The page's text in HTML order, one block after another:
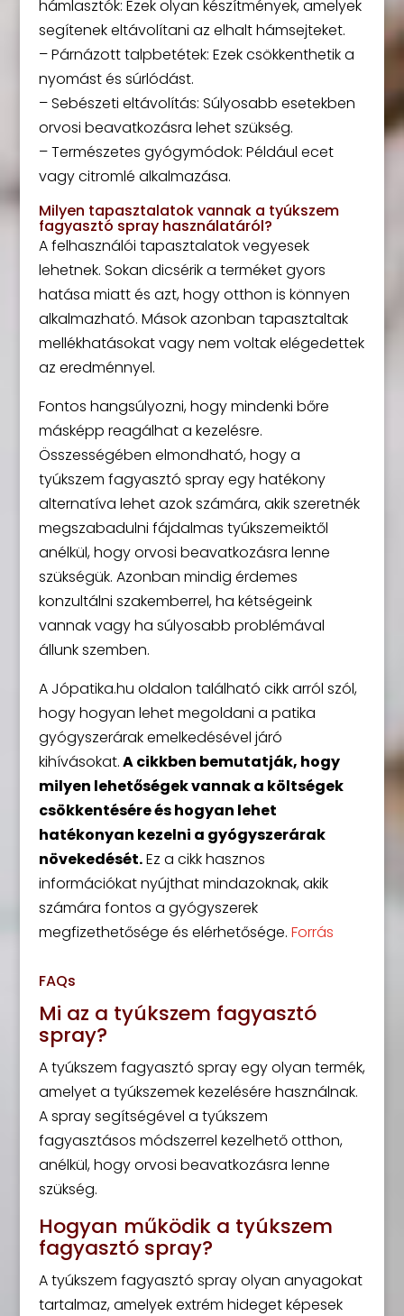
hámlasztók: Ezek olyan készítmények, amelyek
segítenek eltávolítani az elhalt hámsejteket.
– Párnázott talpbetétek: Ezek csökkenthetik a
nyomást és súrlódást.
– Sebészeti eltávolítás: Súlyosabb esetekben
orvosi beavatkozásra lehet szükség.
– Természetes gyógymódok: Például ecet
vagy citromlé alkalmazása.
Milyen tapasztalatok vannak a tyúkszem
fagyasztó spray használatáról?
A felhasználói tapasztalatok vegyesek
lehetnek. Sokan dicsérik a terméket gyors
hatása miatt és azt, hogy otthon is könnyen
alkalmazható. Mások azonban tapasztaltak
mellékhatásokat vagy nem voltak elégedettek
az eredménnyel.
Fontos hangsúlyozni, hogy mindenki bőre
másképp reagálhat a kezelésre.
Összességében elmondható, hogy a
tyúkszem fagyasztó spray egy hatékony
alternatíva lehet azok számára, akik szeretnék
megszabadulni fájdalmas tyúkszemeiktől
anélkül, hogy orvosi beavatkozásra lenne
szükségük. Azonban mindig érdemes
konzultálni szakemberrel, ha kétségeink
vannak vagy ha súlyosabb problémával
állunk szemben.
A Jópatika.hu oldalon található cikk arról szól,
hogy hogyan lehet megoldani a patika
gyógyszerárak emelkedésével járó
kihívásokat.A cikkben bemutatják, hogy
milyen lehetőségek vannak a költségek
csökkentésére és hogyan lehet
hatékonyan kezelni a gyógyszerárak
növekedését.Ez a cikk hasznos
információkat nyújthat mindazoknak, akik
számára fontos a gyógyszerek
megfizethetősége és elérhetősége. Forrás
FAQs
Mi az a tyúkszem fagyasztó
spray?
A tyúkszem fagyasztó spray egy olyan termék,
amelyet a tyúkszemek kezelésére használnak.
A spray segítségével a tyúkszem
fagyasztásos módszerrel kezelhető otthon,
anélkül, hogy orvosi beavatkozásra lenne
szükség.
Hogyan működik a tyúkszem
fagyasztó spray?
A tyúkszem fagyasztó spray olyan anyagokat
tartalmaz, amelyek extrém hideget képesek